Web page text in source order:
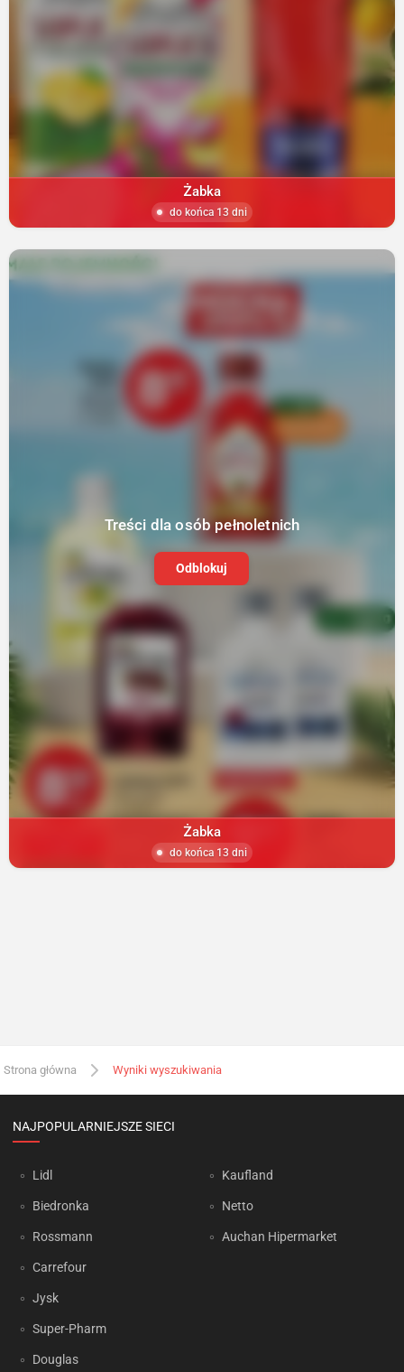
Żabka
do końca 13 dni
Treści dla osób pełnoletnich
Odblokuj
Żabka
do końca 13 dni
Strona główna Wyniki wyszukiwania
NAJPOPULARNIEJSZE SIECI
Lidl
Biedronka
Rossmann
Carrefour
Jysk
Super-Pharm
Douglas
Kaufland
Netto
Auchan Hipermarket